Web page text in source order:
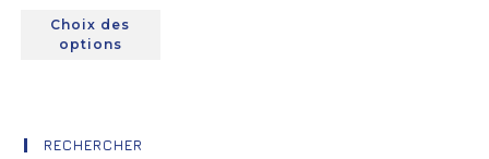
Choix des
options
RECHERCHER